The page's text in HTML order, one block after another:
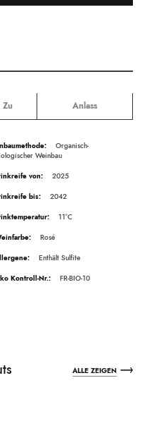
Zu Anlass
Weinbau
2025
2042
11°C
Rosé
Enthält Sulfite
FR-BIO-10
ALLE ZEIGEN